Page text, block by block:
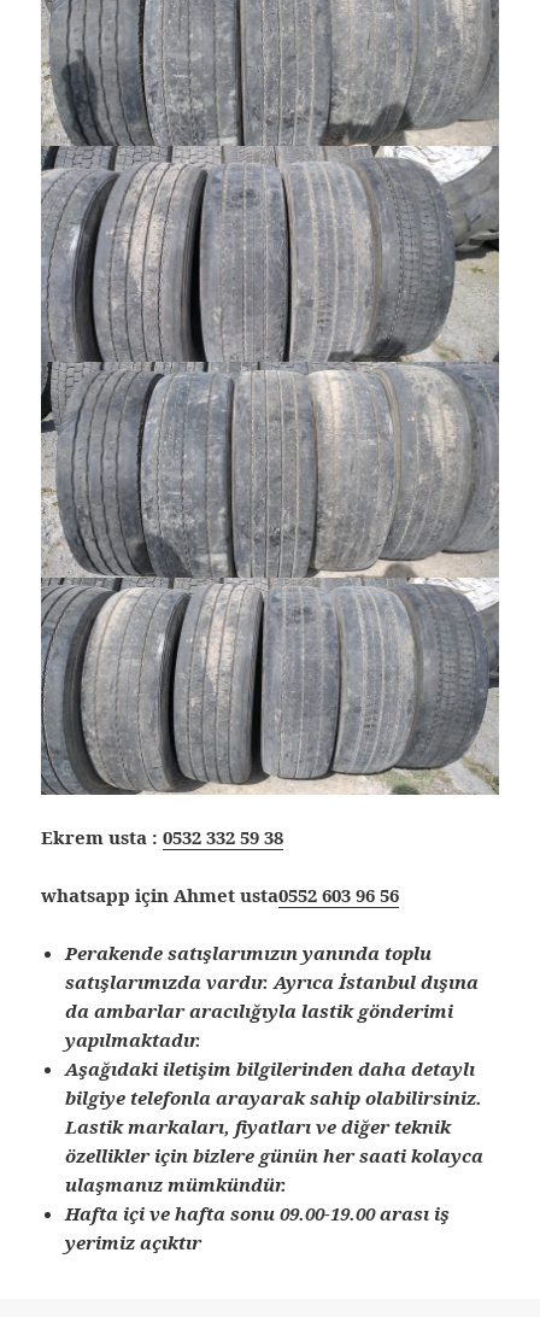
Ekrem usta :0532 332 59 38
whatsapp için Ahmet usta0552 603 96 56
Perakende satışlarımızın yanında toplu
satışlarımızda vardır. Ayrıca İstanbul dışına
da ambarlar aracılığıyla lastik gönderimi
yapılmaktadır.
Aşağıdaki iletişim bilgilerinden daha detaylı
bilgiye telefonla arayarak sahip olabilirsiniz.
Lastik markaları, fiyatları ve diğer teknik
özellikler için bizlere günün her saati kolayca
ulaşmanız mümkündür.
Hafta içi ve hafta sonu 09.00-19.00 arası iş
yerimiz açıktır